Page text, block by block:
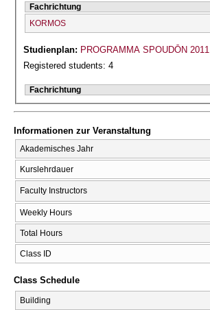
Fachrichtung
KORMOS
Studienplan: PROGRAMMA SPOUDŌN 2011
Registered students: 4
Fachrichtung
Informationen zur Veranstaltung
Akademisches Jahr
Kurslehrdauer
Faculty Instructors
Weekly Hours
Total Hours
Class ID
Class Schedule
Building